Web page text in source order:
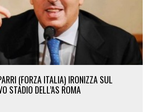
(FORZA ITALIA) IRONIZZA SUL
STADIO DELL’AS ROMA